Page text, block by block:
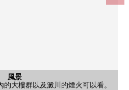
風景
大樓群以及澱川的煙火可以看。
客廳
掉，正把CG的家具放進去。
客廳
客廳飯廳CG關掉。
客廳
客廳
廚房
的開放的櫃台廚房
公共汽車
，噴霧桑拿浴。
廁所
廁所
門口
壁面用瓦蓋。
客廳
南光照良好。
客廳
客廳
客廳
客廳
廚房
開放的櫃台廚房
廚房
的天板感覺清醒的收納。
陽台
陽台
外觀
外觀
入口
入口
入口
入口
入口
入口
入口
入口
外觀
外觀
外觀
外觀
外觀
外觀
外觀
外觀
外觀
外觀
風景
側陽台的風景
風景
側陽台的風景
御堂筋線)(約960m)
12分鐘。
電力鐵道南北線)(約960m)
12分鐘。
坂商店(約850m)
11分鐘。
中南店(約940m)
12分鐘。
豊南店(約880m)
行11分鐘
坂商店(約950m)
12分鐘。
坂商店(約860m)
11分鐘。
小曾根商店(約320m)
行4分鐘。
川小學(約500m)
行7分鐘。
12中學(約690m)
行9分鐘。
會坂本醫院(約840m)
11分鐘。